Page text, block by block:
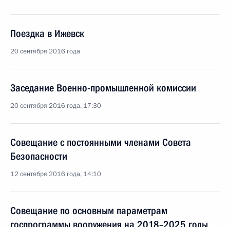
Поездка в Ижевск
20 сентября 2016 года
Заседание Военно-промышленной комиссии
20 сентября 2016 года, 17:30
Совещание с постоянными членами Совета
Безопасности
12 сентября 2016 года, 14:10
Совещание по основным параметрам
госпрограммы вооружения на 2018–2025 годы